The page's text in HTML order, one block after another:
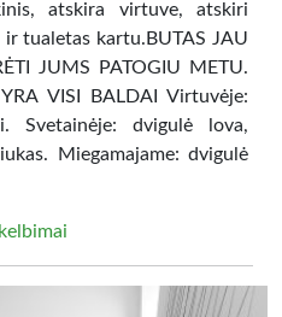
atskira virtuve, atskiri
tualetas kartu.BUTAS JAU
JUMS PATOGIU METU.
VISI BALDAI Virtuvėje:
Svetainėje: dvigulė lova,
Miegamajame: dvigulė